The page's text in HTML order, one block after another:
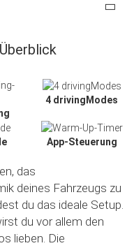
4 drivingModes
App-Steuerung
das
deines Fahrzeugs zu
du das ideale Setup.
du vor allem den
lieben. Die